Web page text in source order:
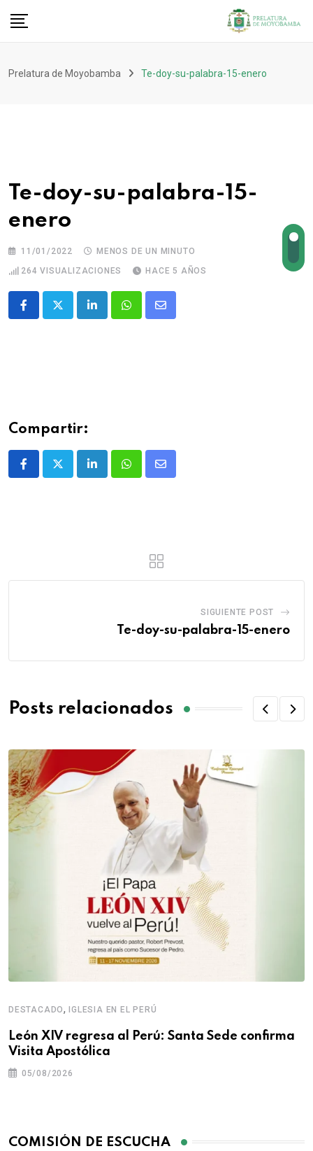
Prelatura de Moyobamba Te-doy-su-palabra-15-enero
Te-doy-su-palabra-15-
enero
11/01/2022
MENOS DE UN MINUTO
264 VISUALIZACIONES HACE 5 AÑOS
Compartir:
SIGUIENTE POST
Te-doy-su-palabra-15-enero
Posts relacionados
DESTACADO,IGLESIA EN EL PERÚ
León XIV regresa al Perú: Santa Sede confirma
Visita Apostólica
05/08/2026
COMISIÓN DE ESCUCHA